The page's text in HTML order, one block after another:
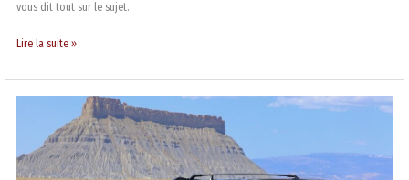
vous dit tout sur le sujet.
Lire la suite »
SUV